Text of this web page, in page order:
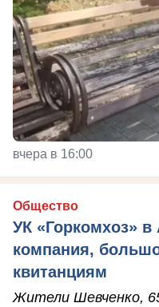
вчера в 16:00
Общество
УК «Горкомхоз»
компания,
квитанциям
Жители Шевченко,